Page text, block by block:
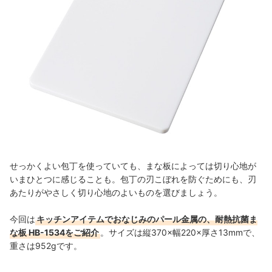
せっかくよい包丁を使っていても、まな板によっては切り心地が
いまひとつに感じることも。包丁の刃こぼれを防ぐためにも、刃
あたりがやさしく切り心地のよいものを選びましょう。
今回はキッチンアイテムでおなじみのパール金属の、耐熱抗菌ま
な板 HB-1534をご紹介 。サイズは縦370×幅220×厚さ13mmで、
重さは952gです。